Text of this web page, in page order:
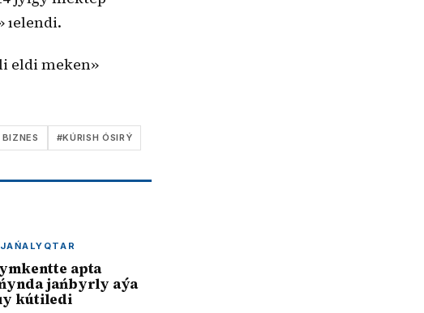
eldi meken»
#KÚRISH ÓSIRÝ
JAŃALYQTAR
apta
jańbyrly aýa
kútiledi